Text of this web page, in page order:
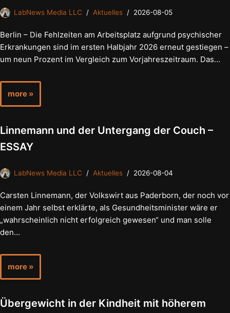
LabNews Media LLC Aktuelles 2026-08-05
Berlin – Die Fehlzeiten am Arbeitsplatz aufgrund psychischer
Erkrankungen sind im ersten Halbjahr 2026 erneut gestiegen –
um neun Prozent im Vergleich zum Vorjahreszeitraum. Das…
more »
Linnemann und der Untergang der Couch –
ESSAY
LabNews Media LLC Aktuelles 2026-08-04
Carsten Linnemann, der Volkswirt aus Paderborn, der noch vor
einem Jahr selbst erklärte, als Gesundheitsminister wäre er
„wahrscheinlich nicht erfolgreich gewesen“ und man solle
den…
more »
Übergewicht in der Kindheit mit höherem